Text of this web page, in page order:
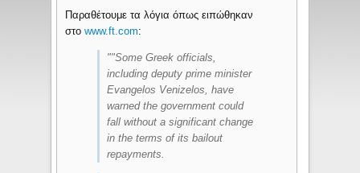
Παραθέτουμε τα λόγια όπως ειπώθηκαν
στοwww.ft.com:
""Some Greek officials,
including deputy prime minister
Evangelos Venizelos, have
warned the government could
fall without a significant change
in the terms of its bailout
repayments.